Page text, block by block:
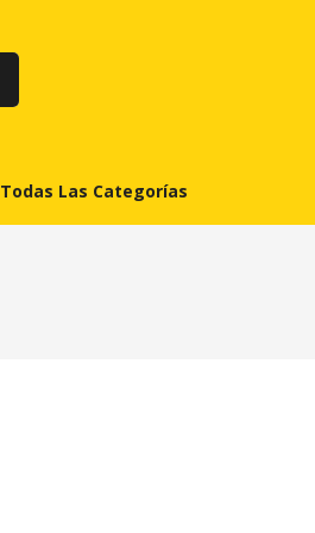
Todas Las Categorías